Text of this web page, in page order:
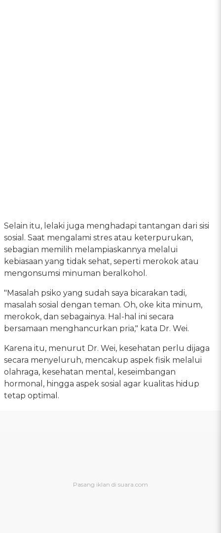
Selain itu, lelaki juga menghadapi tantangan dari sisi
sosial. Saat mengalami stres atau keterpurukan,
sebagian memilih melampiaskannya melalui
kebiasaan yang tidak sehat, seperti merokok atau
mengonsumsi minuman beralkohol.
"Masalah psiko yang sudah saya bicarakan tadi,
masalah sosial dengan teman. Oh, oke kita minum,
merokok, dan sebagainya. Hal-hal ini secara
bersamaan menghancurkan pria," kata Dr. Wei.
Karena itu, menurut Dr. Wei, kesehatan perlu dijaga
secara menyeluruh, mencakup aspek fisik melalui
olahraga, kesehatan mental, keseimbangan
hormonal, hingga aspek sosial agar kualitas hidup
tetap optimal.